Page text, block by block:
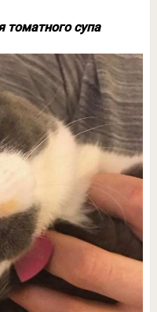
томатного супа